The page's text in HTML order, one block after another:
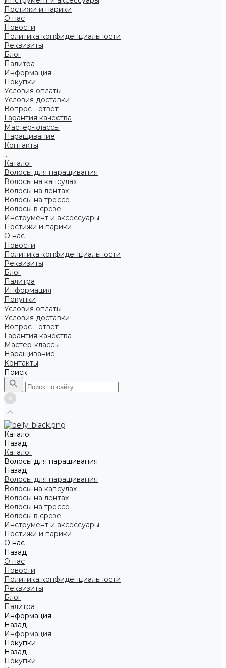
Постижи и парики
О нас
Новости
Политика конфиденциальности
Реквизиты
Блог
Палитра
Информация
Покупки
Условия оплаты
Условия доставки
Вопрос - ответ
Гарантия качества
Мастер-классы
Наращивание
Контакты
...
Каталог
Волосы для наращивания
Волосы на капсулах
Волосы на лентах
Волосы на трессе
Волосы в срезе
Инструмент и аксессуары
Постижи и парики
О нас
Новости
Политика конфиденциальности
Реквизиты
Блог
Палитра
Информация
Покупки
Условия оплаты
Условия доставки
Вопрос - ответ
Гарантия качества
Мастер-классы
Наращивание
Контакты
Поиск
Каталог
Назад
Каталог
Волосы для наращивания
Назад
Волосы для наращивания
Волосы на капсулах
Волосы на лентах
Волосы на трессе
Волосы в срезе
Инструмент и аксессуары
Постижи и парики
О нас
Назад
О нас
Новости
Политика конфиденциальности
Реквизиты
Блог
Палитра
Информация
Назад
Информация
Покупки
Назад
Покупки